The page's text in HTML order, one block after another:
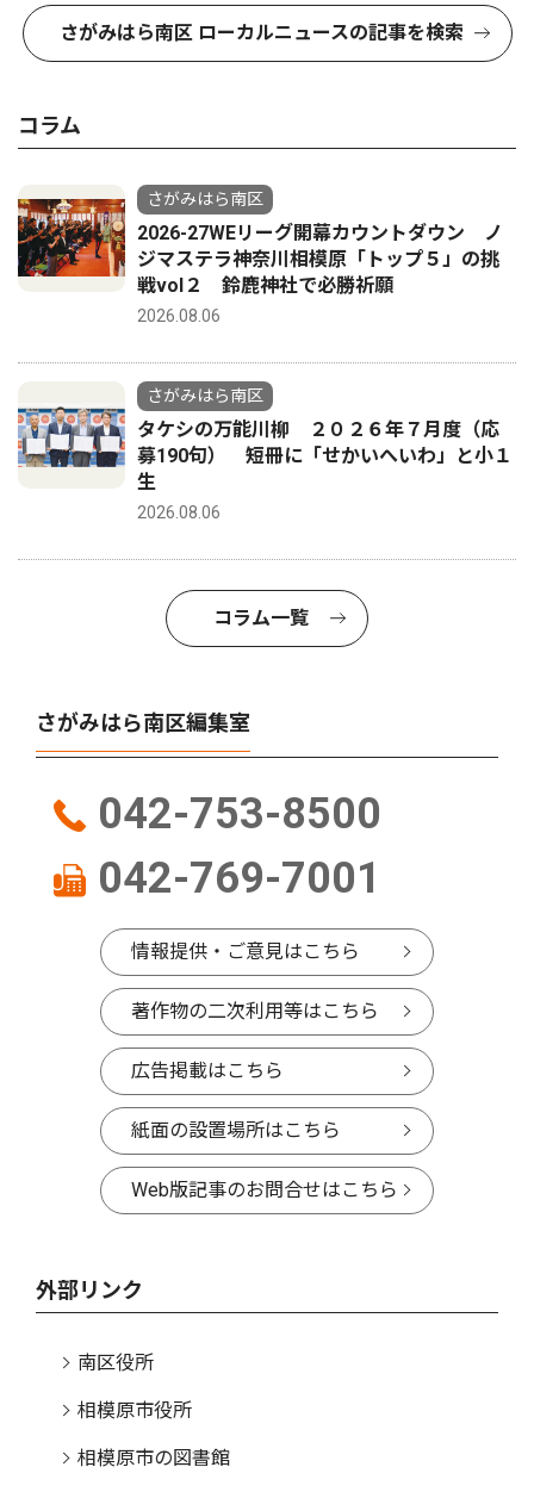
さがみはら南区 ローカルニュースの記事を検索
コラム
さがみはら南区
2026-27WEリーグ開幕カウントダウン ノ
ジマステラ神奈川相模原「トップ５」の挑
戦vol２ 鈴鹿神社で必勝祈願
2026.08.06
さがみはら南区
タケシの万能川柳 ２０２６年７月度（応
募190句） 短冊に「せかいへいわ」と小１
生
2026.08.06
コラム一覧
さがみはら南区編集室
042-753-8500
042-769-7001
情報提供・ご意見はこちら
著作物の二次利用等はこちら
広告掲載はこちら
紙面の設置場所はこちら
Web版記事のお問合せはこちら
外部リンク
南区役所
相模原市役所
相模原市の図書館